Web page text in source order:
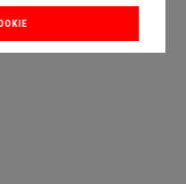
成半透膜的冲压和密
作台和自动化集成。